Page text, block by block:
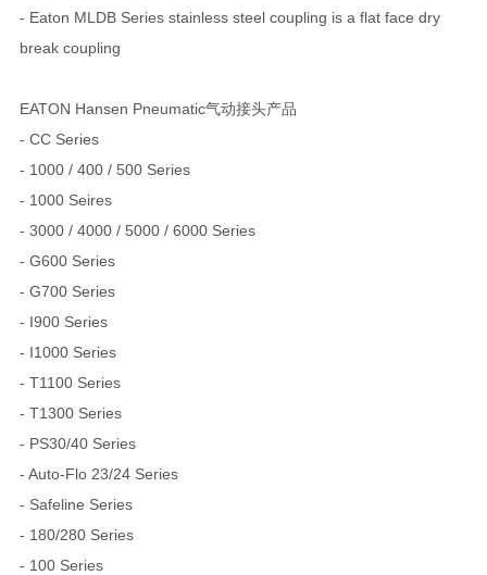
- Eaton MLDB Series stainless steel coupling is a flat face dry
break coupling
EATON Hansen Pneumatic气动接头产品
- CC Series
- 1000 / 400 / 500 Series
- 1000 Seires
- 3000 / 4000 / 5000 / 6000 Series
- G600 Series
- G700 Series
- I900 Series
- I1000 Series
- T1100 Series
- T1300 Series
- PS30/40 Series
- Auto-Flo 23/24 Series
- Safeline Series
- 180/280 Series
- 100 Series